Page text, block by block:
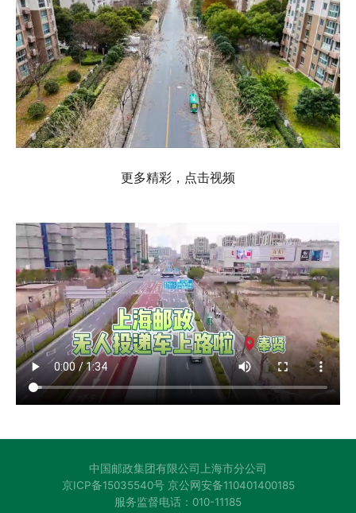
更多精彩，点击视频
中国邮政集团有限公司上海市分公司
京ICP备15035540号 京公网安备110401400185
服务监督电话：010-11185